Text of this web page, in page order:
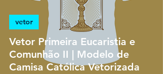
Vetor Primeira Eucaristia e
Comunhão II | Modelo de
Camisa Católica Vetorizada
vetor